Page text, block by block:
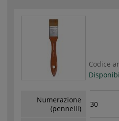
Codice
Numerazione
(pennelli)
30